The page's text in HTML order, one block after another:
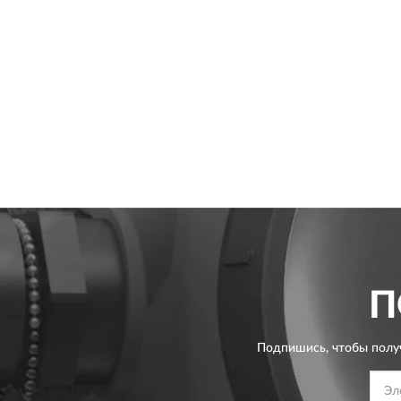
Подпишись, чтобы